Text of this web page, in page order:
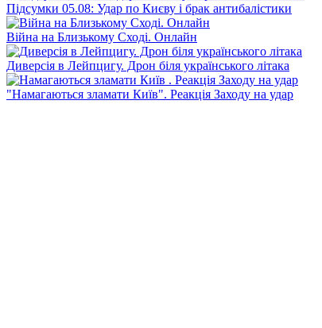
Підсумки 05.08: Удар по Києву і брак антибалістики
Війна на Близькому Сході. Онлайн
Диверсія в Лейпцигу. Дрон біля українського літака
"Намагаються зламати Київ". Реакція Заходу на удар